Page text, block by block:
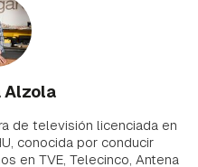
Alzola
de televisión licenciada en
conocida por conducir
en TVE, Telecinco, Antena